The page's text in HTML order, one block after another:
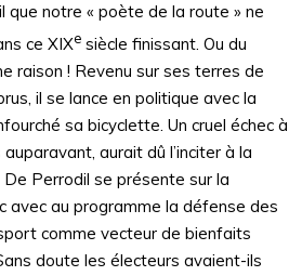
que notre « poète de la route » ne
ce XIXe siècle finissant. Ou du
raison ! Revenu sur ses terres de
il se lance en politique avec la
sa bicyclette. Un cruel échec à
aurait dû l’inciter à la
De Perrodil se présente sur la
avec au programme la défense des
comme vecteur de bienfaits
doute les électeurs avaient-ils